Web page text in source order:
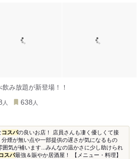
み放題が新登場！！
人 638 人
コスパの良いお店！ 店員さんも凄く優しくて接
煙が無い点や一部提供の遅さが気になるもの
囲気が補います...みんなの温かさに少し助けられ
スパ最強＆賑やか居酒屋！ 【メニュー・料理】